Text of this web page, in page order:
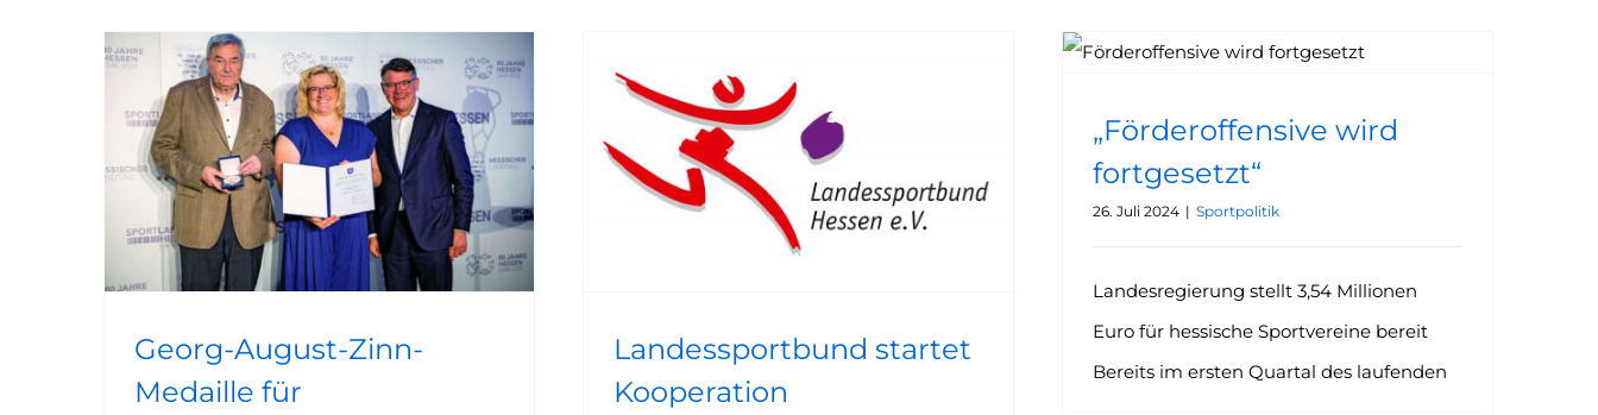
Georg-August-Zinn-
Medaille für
Landessportbund startet
Kooperation
„Förderoffensive wird
fortgesetzt“
26. Juli 2024 | Sportpolitik
Landesregierung stellt 3,54 Millionen
Euro für hessische Sportvereine bereit
Bereits im ersten Quartal des laufenden